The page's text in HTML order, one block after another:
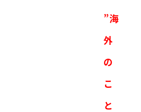
”海
外
の
こ
と